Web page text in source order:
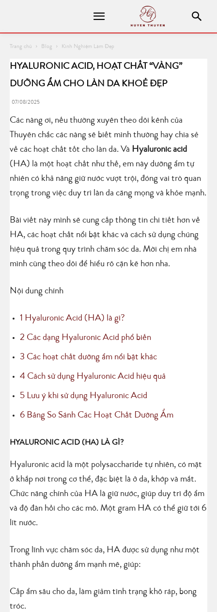
Trang chủ Blog Kinh Nghiệm Làm Đẹp
HYALURONIC ACID, HOẠT CHẤT “VÀNG”
DƯỠNG ẨM CHO LÀN DA KHOẺ ĐẸP
07/08/2025
Các nàng ơi, nếu thường xuyên theo dõi kênh của
Thuyên chắc các nàng sẽ biết mình thường hay chia sẻ
về các hoạt chất tốt cho làn da. Và Hyaluronic acid
(HA) là một hoạt chất như thế, em này dưỡng ẩm tự
nhiên có khả năng giữ nước vượt trội, đóng vai trò quan
trọng trong việc duy trì làn da căng mọng và khỏe mạnh.
Bài viết này mình sẽ cung cấp thông tin chi tiết hơn về
HA, các hoạt chất nổi bật khác và cách sử dụng chúng
hiệu quả trong quy trình chăm sóc da. Mời chị em nhà
mình cùng theo dõi để hiểu rõ cặn kẽ hơn nha.
Nội dung chính
1 Hyaluronic Acid (HA) là gì?
2 Các dạng Hyaluronic Acid phổ biến
3 Các hoạt chất dưỡng ẩm nổi bật khác
4 Cách sử dụng Hyaluronic Acid hiệu quả
5 Lưu ý khi sử dụng Hyaluronic Acid
6 Bảng So Sánh Các Hoạt Chất Dưỡng Ẩm
HYALURONIC ACID (HA) LÀ GÌ?
Hyaluronic acid là một polysaccharide tự nhiên, có mặt
ở khắp nơi trong cơ thể, đặc biệt là ở da, khớp và mắt.
Chức năng chính của HA là giữ nước, giúp duy trì độ ẩm
và độ đàn hồi cho các mô. Một gram HA có thể giữ tới 6
lít nước.
Trong lĩnh vực chăm sóc da, HA được sử dụng như một
thành phần dưỡng ẩm mạnh mẽ, giúp:
Cấp ẩm sâu cho da, làm giảm tình trạng khô ráp, bong
tróc.